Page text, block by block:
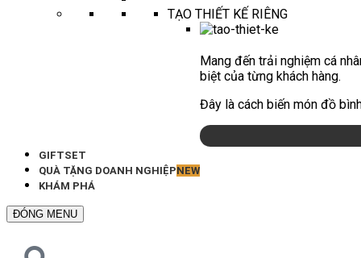
TẠO THIẾT KẾ RIÊNG
Mang đến trải nghiệm cá
biệt của từng khách hàng.
Đây là cách biến món đồ
GIFTSET
QUÀ TẶNG DOANH NGHIỆPNEW
KHÁM PHÁ
ĐÓNG MENU